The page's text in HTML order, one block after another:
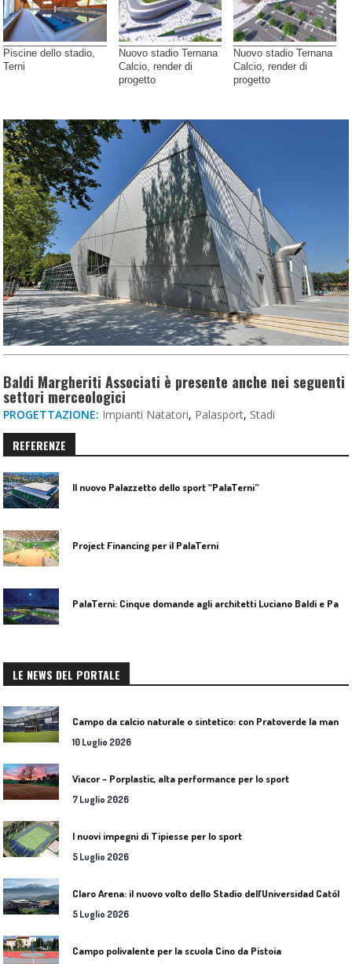
Piscine dello stadio,
Terni
Nuovo stadio Ternana
Calcio, render di
progetto
Nuovo stadio Ternana
Calcio, render di
progetto
Baldi Margheriti Associati è presente anche nei seguenti
settori merceologici
PROGETTAZIONE: Impianti Natatori, Palasport, Stadi
REFERENZE
Il nuovo Palazzetto dello sport “PalaTerni”
Project Financing per il PalaTerni
LE NEWS DEL PORTALE
10 Luglio 2026
Viacor – Porplastic, alta performance per lo sport
7 Luglio 2026
I nuovi impegni di Tipiesse per lo sport
5 Luglio 2026
5 Luglio 2026
Campo polivalente per la scuola Cino da Pistoia